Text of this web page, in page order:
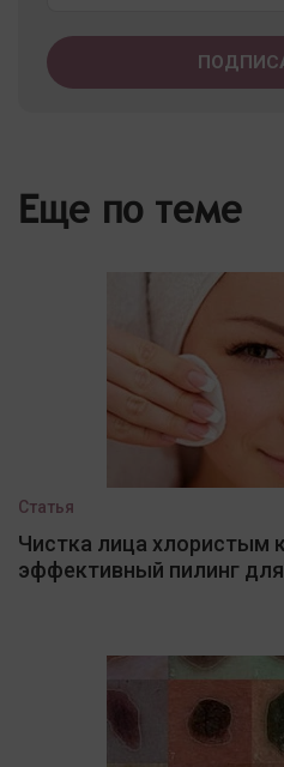
Еще по теме
Статья
Чистка лица хлористым
эффективный пилинг